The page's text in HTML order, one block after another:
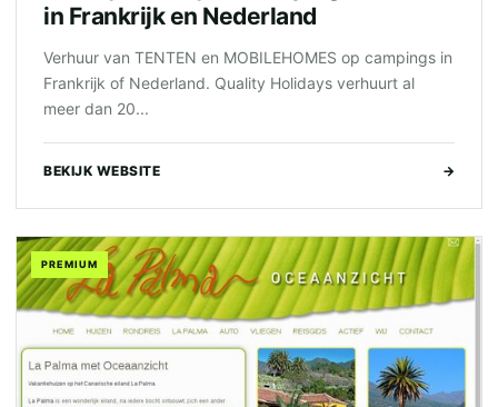
in Frankrijk en Nederland
Verhuur van TENTEN en MOBILEHOMES op campings in
Frankrijk of Nederland. Quality Holidays verhuurt al
meer dan 20...
BEKIJK WEBSITE →
PREMIUM